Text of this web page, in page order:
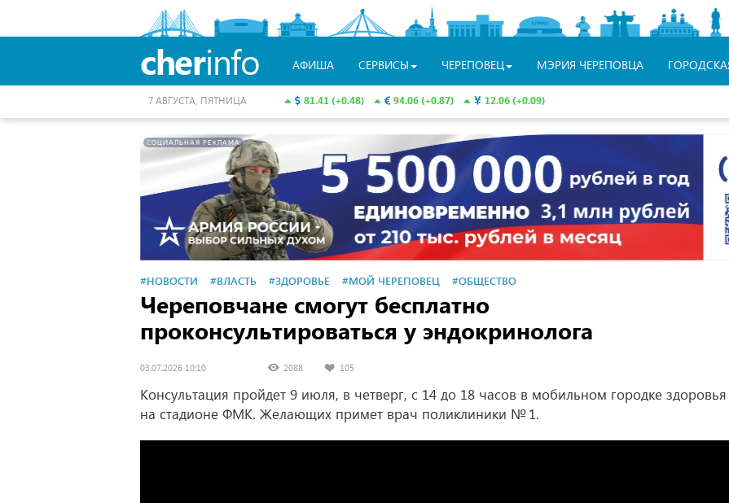
cherinfo АФИША СЕРВИСЫ ЧЕРЕПОВЕЦ МЭРИЯ ЧЕРЕПОВЦА
81.41 (+0.48) 94.06 (+0.87) 12.06 (+0.09)
7 АВГУСТА, ПЯТНИЦА
СОЦИАЛЬНАЯ РЕКЛАМА
#НОВОСТИ #ВЛАСТЬ #ЗДОРОВЬЕ #МОЙ ЧЕРЕПОВЕЦ #ОБЩЕСТВО
Череповчане смогут бесплатно
проконсультироваться у эндокринолога
03.07.2026 10:10 2088 105
Консультация пройдет 9 июля, в четверг, с 14 до 18 часов в мобильном городке здоровья
на стадионе ФМК. Желающих примет врач поликлиники № 1.